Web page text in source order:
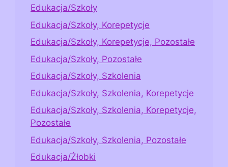
Edukacja/Szkoły
Edukacja/Szkoły, Korepetycje
Edukacja/Szkoły, Korepetycje, Pozostałe
Edukacja/Szkoły, Pozostałe
Edukacja/Szkoły, Szkolenia
Edukacja/Szkoły, Szkolenia, Korepetycje
Edukacja/Szkoły, Szkolenia, Korepetycje,
Pozostałe
Edukacja/Szkoły, Szkolenia, Pozostałe
Edukacja/Żłobki